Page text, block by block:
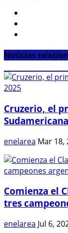
Noticias
Cruzerio, el
enelarea Mar 18,
Comienza el
tres
enelarea Jul 6,